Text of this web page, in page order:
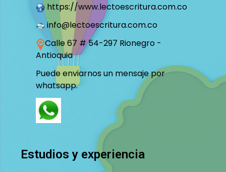
https://www.lectoescritura.com.co
info@lectoescritura.com.co
Calle 67 # 54-297 Rionegro -
Antioquia
Puede enviarnos un mensaje por
whatsapp.
Estudios y experiencia